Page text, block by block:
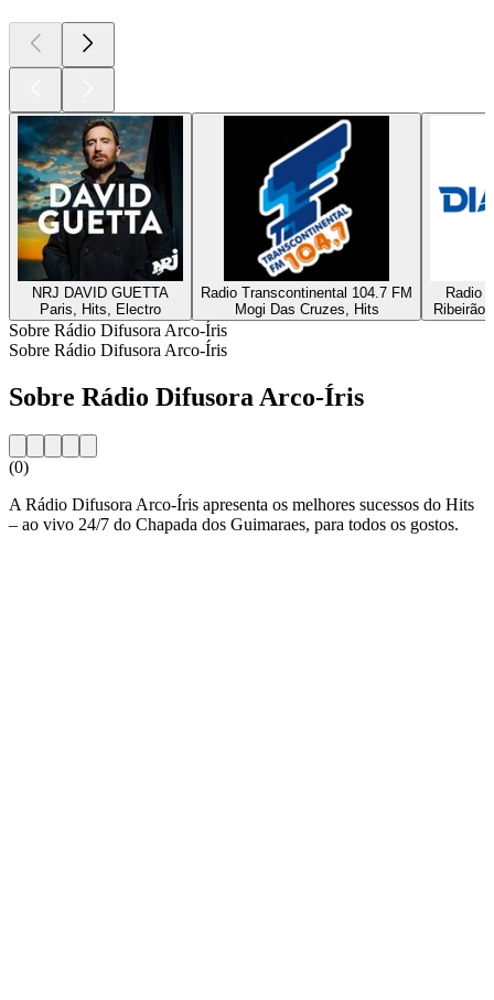
NRJ DAVID GUETTA
Paris, Hits, Electro
Radio Transcontinental 104.7 FM
Mogi Das Cruzes, Hits
Radio
Ribeirão
Sobre Rádio Difusora Arco-Íris
Sobre Rádio Difusora Arco-Íris
Sobre Rádio Difusora Arco-Íris
(0)
A Rádio Difusora Arco-Íris apresenta os melhores sucessos do Hits
– ao vivo 24/7 do Chapada dos Guimaraes, para todos os gostos.